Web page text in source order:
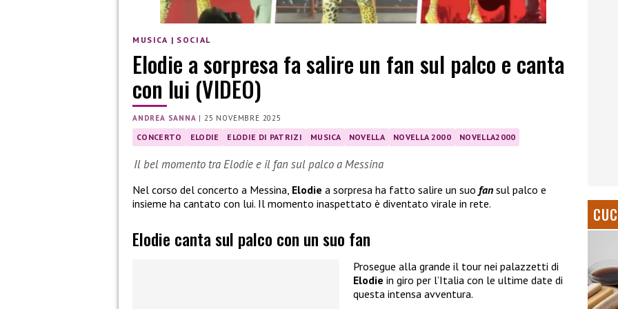
MUSICA | SOCIAL
Elodie a sorpresa fa salire un fan sul palco e canta
con lui (VIDEO)
ANDREA SANNA | 25 NOVEMBRE 2025
CONCERTO ELODIE ELODIE DI PATRIZI MUSICA NOVELLA NOVELLA 2000 NOVELLA2000
Il bel momento tra Elodie e il fan sul palco a Messina
Nel corso del concerto a Messina, Elodie a sorpresa ha fatto salire un suo fan sul palco e
insieme ha cantato con lui. Il momento inaspettato è diventato virale in rete.
Elodie canta sul palco con un suo fan
Prosegue alla grande il tour nei palazzetti di
Elodie in giro per l’Italia con le ultime date di
questa intensa avventura.